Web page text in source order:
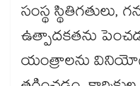
సంస్థ స్థితిగతులు,
ఉత్పాదకతను
యంత్రాలను